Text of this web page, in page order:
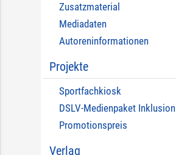
Zusatzmaterial
Mediadaten
Autoreninformationen
Projekte
Sportfachkiosk
DSLV-Medienpaket Inklusion
Promotionspreis
Verlag